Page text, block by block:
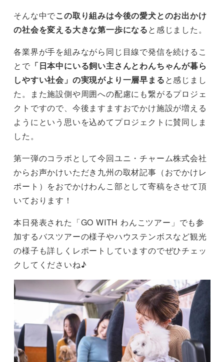
そんな中でこの取り組みは今後の愛犬とのお出かけ
の社会を変える大きな第一歩になると感じました。
各業界が手を組みながら同じ目線で発信を続けるこ
とで 「日本中にいる飼い主さんとわんちゃんが暮ら
しやすい社会」の実現がより一層早まると感じまし
た。また施設側や周囲への配慮にも繋がるプロジェ
クトですので、今後ますますおでかけ施設が増える
ようにという思いを込めてプロジェクトに賛同しま
した。
第一弾のコラボとして今回ユニ・チャーム株式会社
からお声かけいただき九州の取材記事（おでかけレ
ポート）をおでかけわんこ部として寄稿をさせて頂
いております！
本日発表された「GO WITH わんこツアー」でも参
加するバスツアーの様子やハウステンボスなど観光
の様子も詳しくレポートしていますのでぜひチェッ
クしてくださいね♪